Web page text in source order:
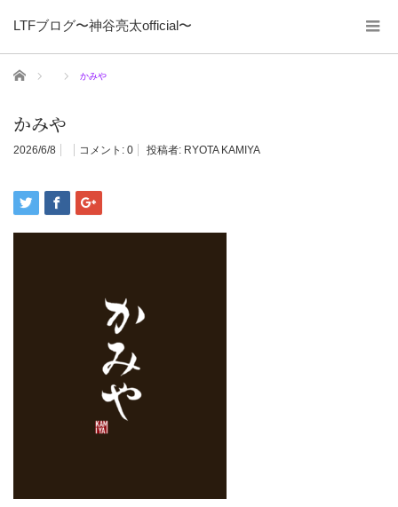
LTFブログ〜神谷亮太official〜
ホーム かみや
かみや
2026/6/8 コメント: 0 投稿者: RYOTA KAMIYA